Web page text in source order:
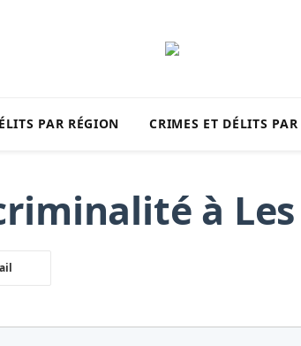
PAR RÉGION CRIMES ET DÉLITS
à Les